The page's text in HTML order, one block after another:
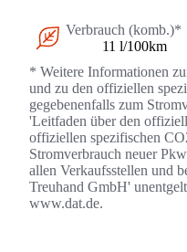
Verbrauch (komb.)*
11 l/100km
* Weitere Informationen
und zu den offiziellen
gegebenenfalls zum
'Leitfaden über den
offiziellen spezifischen
Stromverbrauch neuer
allen Verkaufsstellen und
Treuhand GmbH'
www.dat.de.